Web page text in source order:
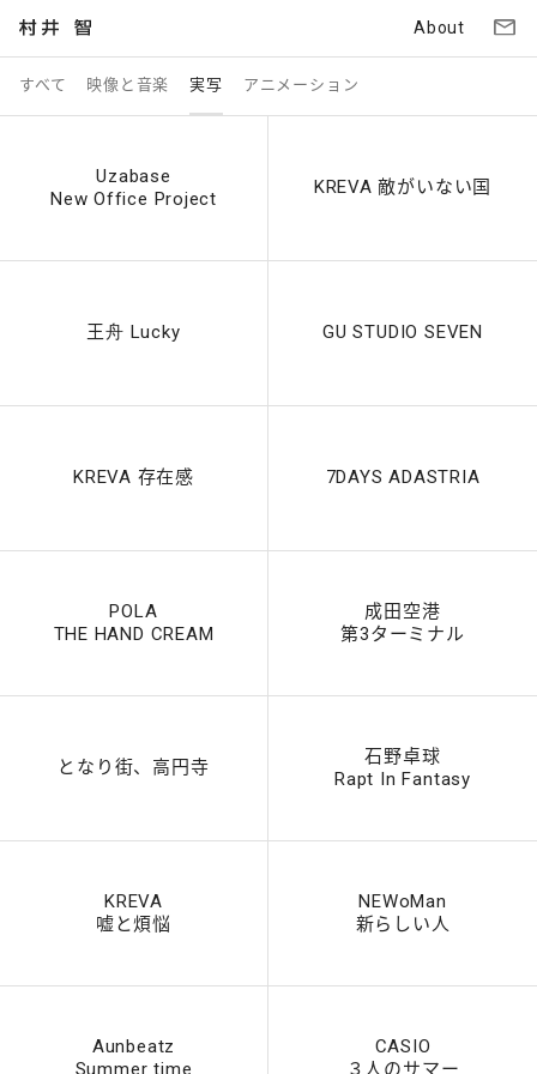
About
すべて 映像と音楽 実写 アニメーション
Uzabase
New Office Project
KREVA 敵がいない国
王舟 Lucky GU STUDIO SEVEN
KREVA 存在感 7DAYS ADASTRIA
POLA
THE HAND CREAM
成田空港
第3ターミナル
となり街、高円寺
石野卓球
Rapt In Fantasy
KREVA
嘘と煩悩
NEWoMan
新らしい人
Aunbeatz
Summer time
CASIO
３人のサマー